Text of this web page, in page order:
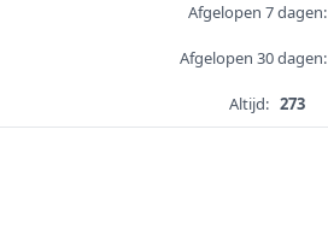
Afgelopen 7 dagen:
Afgelopen 30 dagen:
Altijd: 273